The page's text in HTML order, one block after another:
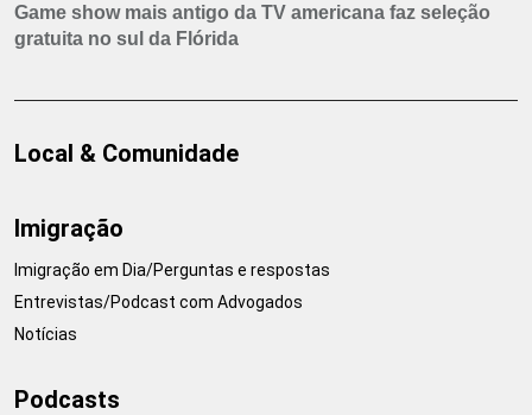
Game show mais antigo da TV americana faz seleção
gratuita no sul da Flórida
Local & Comunidade
Imigração
Imigração em Dia/Perguntas e respostas
Entrevistas/Podcast com Advogados
Notícias
Podcasts